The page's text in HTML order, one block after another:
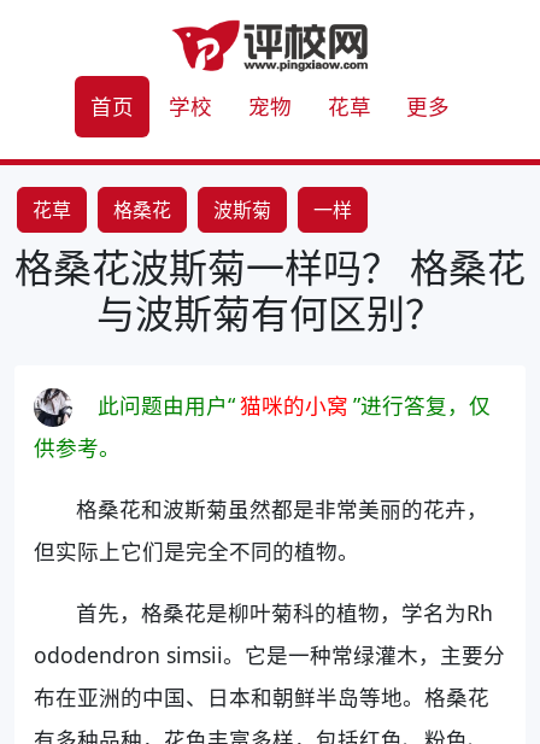
首页 学校 宠物 花草 更多
花草 格桑花 波斯菊 一样
格桑花波斯菊一样吗？ 格桑花
与波斯菊有何区别？
此问题由用户“猫咪的小窝 ”进行答复，仅
供参考。
格桑花和波斯菊虽然都是非常美丽的花卉，
但实际上它们是完全不同的植物。
首先，格桑花是柳叶菊科的植物，学名为Rh
ododendron simsii。它是一种常绿灌木，主要分
布在亚洲的中国、日本和朝鲜半岛等地。格桑花